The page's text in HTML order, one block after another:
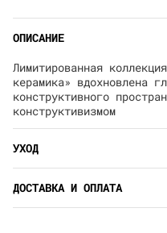
ОПИСАНИЕ
Лимитированная
керамика» вдохновлена
конструктивного
конструктивизмом
УХОД
ДОСТАВКА И ОПЛАТА